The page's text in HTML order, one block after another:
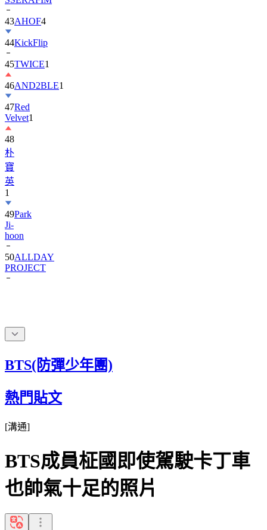
43AHOF4
44KickFlip
45TWICE1
46AND2BLE1
47Red
Velvet1
48
朴
寶
英
1
49Park
Ji-
hoon
50ALLDAY
PROJECT
BTS(防彈少年團)
熱門貼文
[溝通]
BTS成員柾國即使駕駛卡丁車
也帥氣十足的照片